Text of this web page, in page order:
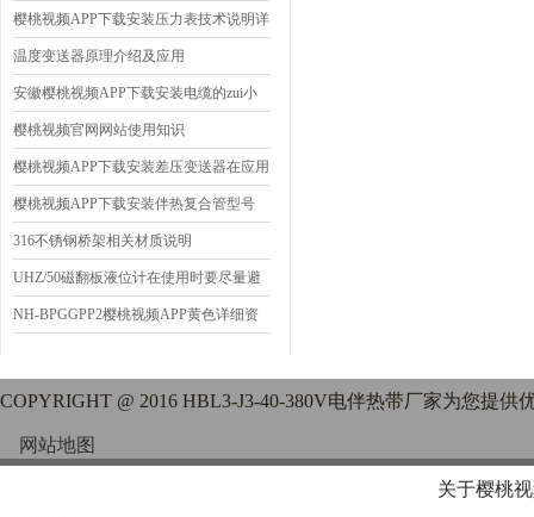
樱桃视频APP下载安装压力表技术说明详
细资料
温度变送器原理介绍及应用
安徽樱桃视频APP下载安装电缆的zui小
弯曲半径的相关规定
樱桃视频官网网站使用知识
樱桃视频APP下载安装差压变送器在应用
中的故障诊断与分析
樱桃视频APP下载安装伴热复合管型号
316不锈钢桥架相关材质说明
UHZ/50磁翻板液位计在使用时要尽量避
免来自磁场的干扰
NH-BPGGPP2樱桃视频APP黄色详细资
COPYRIGHT @ 2016 HBL3-J3-40-380V电伴热带厂家为您提供
网站地图
关于樱桃